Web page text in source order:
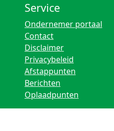
Service
Ondernemer portaal
Contact
Disclaimer
Privacybeleid
Afstappunten
Berichten
Oplaadpunten